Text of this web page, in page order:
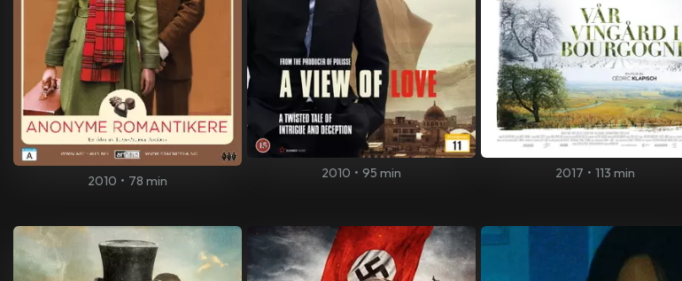
2010 • 78 min
2010 • 95 min 2017 • 113 min